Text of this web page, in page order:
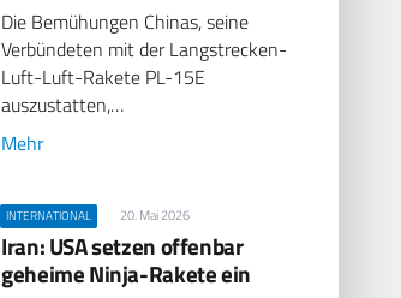
Die Bemühungen Chinas, seine
Verbündeten mit der Langstrecken-
Luft-Luft-Rakete PL-15E
auszustatten,…
Mehr
INTERNATIONAL 20. Mai 2026
Iran: USA setzen offenbar
geheime Ninja-Rakete ein